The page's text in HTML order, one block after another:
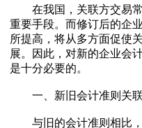
在我国，关联方交易常
重要手段。而修订后的企
所提高，将从多方面促使
展。因此，对新的企业会
是十分必要的。
一、新旧会计准则关联
与旧的会计准则相比，